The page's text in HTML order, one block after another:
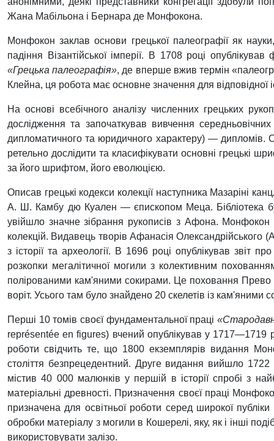
Жана Мабільона і Бернара де Монфокона.
Монфокон заклав основи грецької палеографії як
падіння Візантійської імперії. В 1708 році
«Грецька палеографія», де вперше вжив термін
Клейна, ця робота має основне значення для відповідної
На основі всебічного аналізу численних грецьких
дослідження та започаткував вивчення
дипломатичного та юридичного характеру) — дипломів.
ретельно дослідити та класифікувати основні грецькі
за його шрифтом, його еволюцією.
Описав грецькі кодекси колекції наступника Мазаріні
А. Ш. Камбу дю Куален — єпископом Меца. Бібліотека
увійшло значне зібрання рукописів з Афона.
колекцій. Видавець творів Афанасія Олександрійського
з історії та археології. В 1696 році опублікував
розкопки мегалітичної могили з колективним
полірованими кам'яними сокирами. Це поховання
воріт. Усього там було знайдено 20 скелетів із
Перші 10 томів своєї фундаментальної праці
représentée en figures) вчений опублікував у 1717—1719
роботи свідчить те, що 1800 екземплярів видання
століття безпрецедентний. Друге видання вийшло 1722
містив 40 000 малюнків у першій в історії спробі з
матеріальні древності. Призначення своєї праці
призначена для освітньої роботи серед широкої
обробки матеріалу з могили в Кошерелі, яку, як і інші
використовувати залізо.